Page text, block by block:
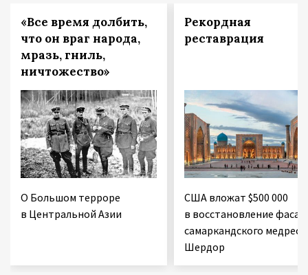
«Все время долбить,
что он враг народа,
мразь, гниль,
ничтожество»
О Большом терроре
в Центральной Азии
Рекордная
реставрация
США вложат $500 000
в восстановление
самаркандского медресе
Шердор